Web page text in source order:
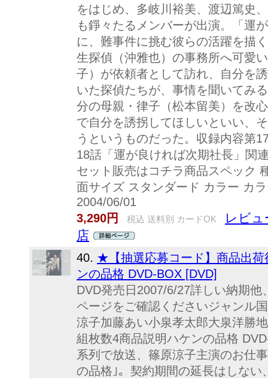
をはじめ、多岐川裕美、渡辺篤史
も錚々たるメンバーが出演。「運
に、難事件に挑む彼らの活躍を描
生探偵（沖雅也）の事務所へ可愛
子）が依頼者として訪れ、自分を
いた探偵たちが、事情を聞いてみ
分の母親・律子（松本留美）を改
で自分を誘拐してほしいといい、
うというものだった。収録内容第
18話「運が良ければ次期社長」関
セット販売はコチラ商品スペック
面サイズ スタンダード カラー カ
2004/06/01
3,290円
税込 送料別 カードOK
レビュ
店
40. ★【抽選応募コード】商品出
ンの品格 DVD-BOX [DVD]
DVD発売日2007/6/27詳しい納期
ページをご確認くださいジャンル
涼子加藤あい小泉孝太郎大泉洋勝
組枚数4商品説明ハケンの品格
系列で放送、篠原涼子主演のお仕
の品格｣。契約期間の延長はしな